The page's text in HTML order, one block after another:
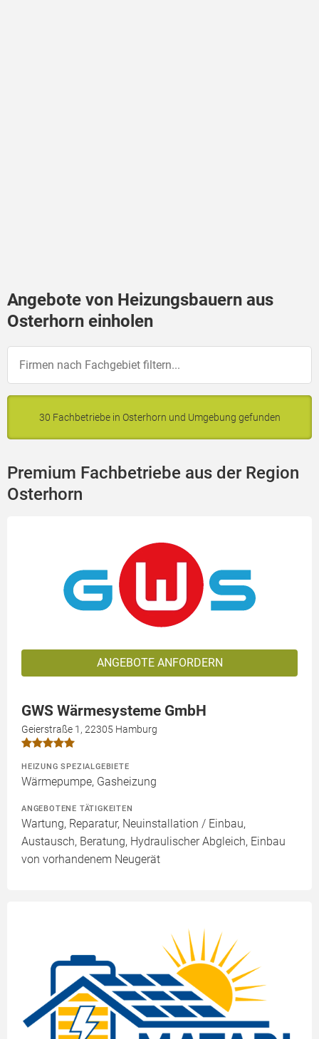
Angebote von Heizungsbauern aus
Osterhorn einholen
30 Fachbetriebe in Osterhorn und Umgebung gefunden
Premium Fachbetriebe aus der Region
Osterhorn
ANGEBOTE ANFORDERN
GWS Wärmesysteme GmbH
Geierstraße 1, 22305 Hamburg
HEIZUNG SPEZIALGEBIETE
Wärmepumpe, Gasheizung
ANGEBOTENE TÄTIGKEITEN
Wartung, Reparatur, Neuinstallation / Einbau,
Austausch, Beratung, Hydraulischer Abgleich, Einbau
von vorhandenem Neugerät